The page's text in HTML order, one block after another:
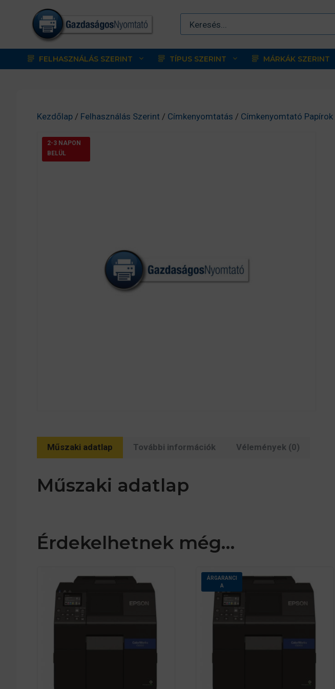
tartalomba
FELHASZNÁLÁS SZERINT TÍPUS SZERINT MÁRKÁK SZERINT
Kezdőlap / Felhasználás Szerint / Címkenyomtatás / Címkenyomtató Papírok
2-3 NAPON
BELÜL
Műszaki adatlap További információk Vélemények (0)
Műszaki adatlap
Érdekelhetnek még…
ÁRGARANCI
A